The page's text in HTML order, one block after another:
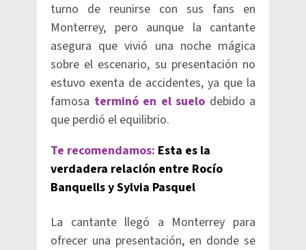
turno de reunirse con sus fans en
Monterrey, pero aunque la cantante
asegura que vivió una noche mágica
sobre el escenario, su presentación no
estuvo exenta de accidentes, ya que la
famosa terminó en el suelo debido a
que perdió el equilibrio.
Te recomendamos: Esta es la
verdadera relación entre Rocío
Banquells y Sylvia Pasquel
La cantante llegó a Monterrey para
ofrecer una presentación, en donde se